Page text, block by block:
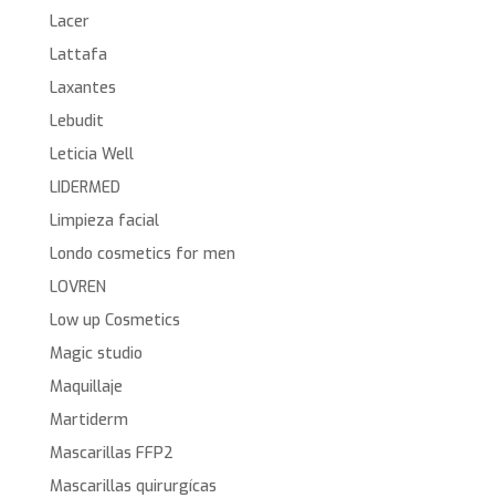
Lacer
Lattafa
Laxantes
Lebudit
Leticia Well
LIDERMED
Limpieza facial
Londo cosmetics for men
LOVREN
Low up Cosmetics
Magic studio
Maquillaje
Martiderm
Mascarillas FFP2
Mascarillas quirurgícas